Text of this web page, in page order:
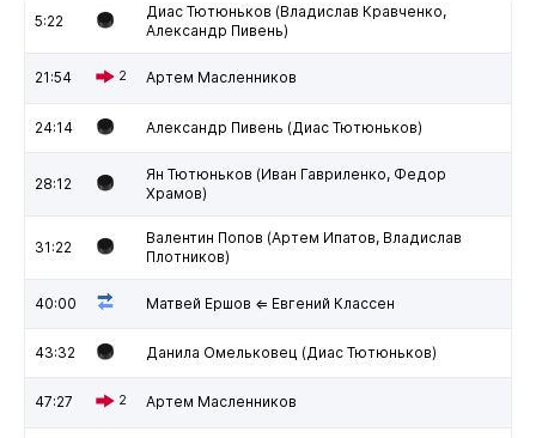
5:22
Диас Тютюньков (Владислав Кравченко,
Александр Пивень)
21:54 2 Артем Масленников
24:14 Александр Пивень (Диас Тютюньков)
28:12
Ян Тютюньков (Иван Гавриленко, Федор
Храмов)
31:22
Валентин Попов (Артем Ипатов, Владислав
Плотников)
40:00 Матвей Ершов ⇐ Евгений Классен
43:32 Данила Омельковец (Диас Тютюньков)
47:27 2 Артем Масленников